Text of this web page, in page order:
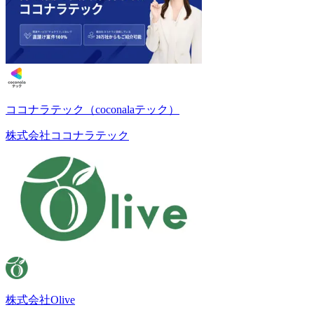
ココナラテック（coconalaテック）
株式会社ココナラテック
株式会社Olive